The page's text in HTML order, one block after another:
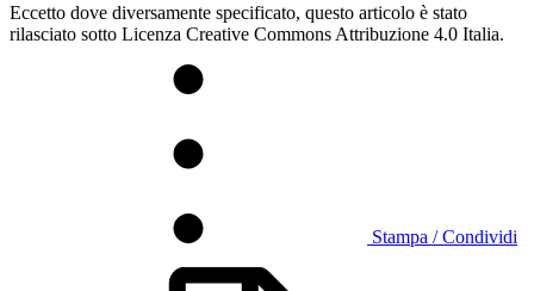
Eccetto dove diversamente specificato, questo articolo è stato
rilasciato sotto Licenza Creative Commons Attribuzione 4.0 Italia.
Stampa / Condividi